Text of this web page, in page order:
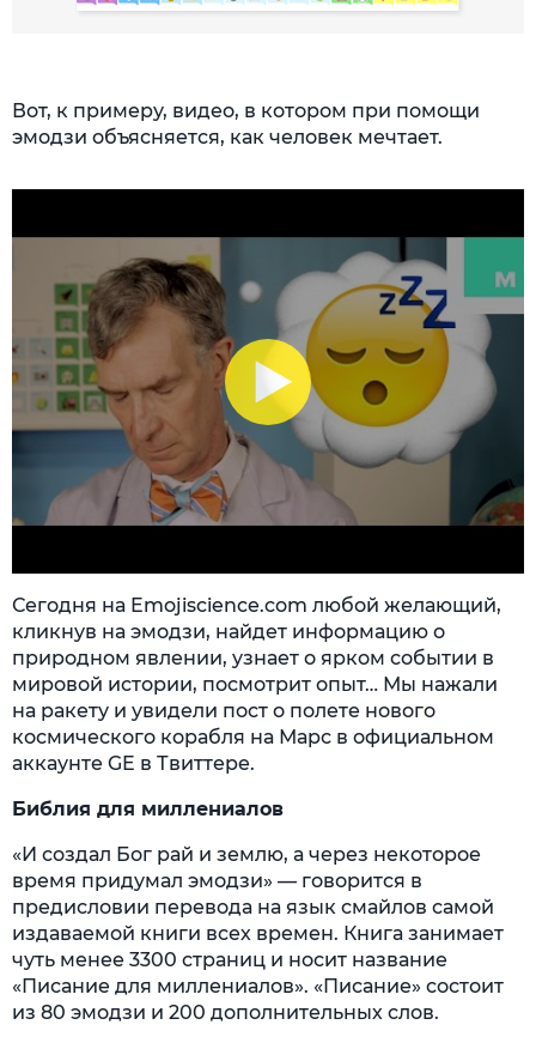
Вот, к примеру, видео, в котором при помощи
эмодзи объясняется, как человек мечтает.
Сегодня на Emojiscience.com любой желающий,
кликнув на эмодзи, найдет информацию о
природном явлении, узнает о ярком событии в
мировой истории, посмотрит опыт… Мы нажали
на ракету и увидели пост о полете нового
космического корабля на Марс в официальном
аккаунте GE в Твиттере.
Библия для миллениалов
«И создал Бог рай и землю, а через некоторое
время придумал эмодзи» — говорится в
предисловии перевода на язык смайлов самой
издаваемой книги всех времен. Книга занимает
чуть менее 3300 страниц и носит название
«Писание для миллениалов». «Писание» состоит
из 80 эмодзи и 200 дополнительных слов.